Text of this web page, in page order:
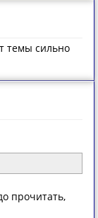
темы сильно
прочитать,